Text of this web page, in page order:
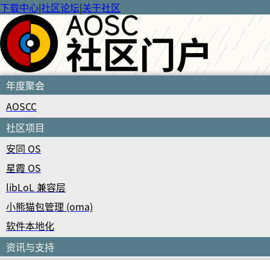
下载中心|社区论坛|关于社区
年度聚会
AOSCC
社区项目
安同 OS
星霞 OS
libLoL 兼容层
小熊猫包管理 (oma)
软件本地化
资讯与支持